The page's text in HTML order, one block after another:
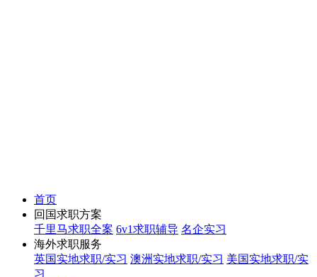
首页
回国求职方案
千里马求职全案 6v1求职辅导 名企实习
海外求职服务
英国实地求职/实习 澳洲实地求职/实习 美国实地求职/实
习